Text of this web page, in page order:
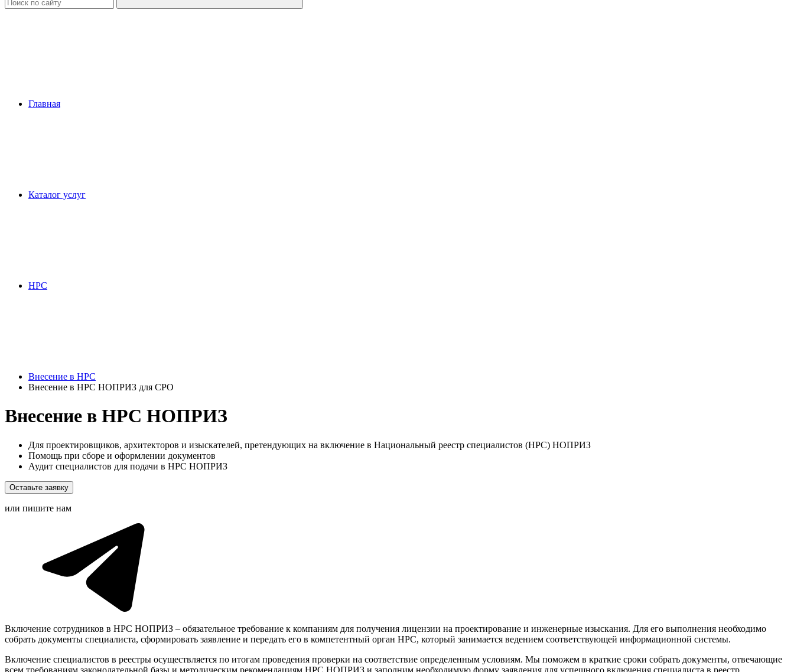
Главная
Каталог услуг
НРС
Внесение в НРС
Внесение в НРС НОПРИЗ для СРО
Внесение в НРС НОПРИЗ
Для проектировщиков, архитекторов и изыскателей, претендующих на включение в Национальный реестр специалистов (НРС) НОПРИЗ
Помощь при сборе и оформлении документов
Аудит специалистов для подачи в НРС НОПРИЗ
Оставьте заявку
или пишите нам
Включение сотрудников в НРС НОПРИЗ – обязательное требование к компаниям для получения лицензии на проектирование и инженерные изыскания. Для его выполнения необходимо
собрать документы специалиста, сформировать заявление и передать его в компетентный орган НРС, который занимается ведением соответствующей информационной системы.
Включение специалистов в реестры осуществляется по итогам проведения проверки на соответствие определенным условиям. Мы поможем в краткие сроки собрать документы, отвечающие
всем требованиям законодательной базы и методическим рекомендациям НРС НОПРИЗ и заполним необходимую форму заявления для успешного включения специалиста в реестр.